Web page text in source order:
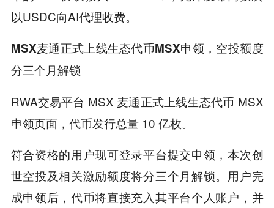
以USDC向AI代理收费。
MSX麦通正式上线生态代币MSX申领，空投额度
分三个月解锁
RWA交易平台 MSX 麦通正式上线生态代币 MSX
申领页面，代币发行总量 10 亿枚。
符合资格的用户现可登录平台提交申领，本次创
世空投及相关激励额度将分三个月解锁。用户完
成申领后，代币将直接充入其平台个人账户，并